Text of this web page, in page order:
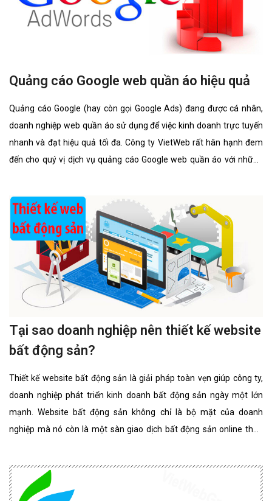
Quảng cáo Google web quần áo hiệu quả
Quảng cáo Google (hay còn gọi Google Ads) đang được cá nhân,
doanh nghiệp web quần áo sử dụng để việc kinh doanh trực tuyến
nhanh và đạt hiệu quả tối đa. Công ty VietWeb rất hân hạnh đem
đến cho quý vị dịch vụ quảng cáo Google web quần áo với những
Tại sao doanh nghiệp nên thiết kế website
bất động sản?
Thiết kế website bất động sản là giải pháp toàn vẹn giúp công ty,
doanh nghiệp phát triển kinh doanh bất động sản ngày một lớn
mạnh. Website bất động sản không chỉ là bộ mặt của doanh
nghiệp mà nó còn là một sàn giao dịch bất động sản online thân